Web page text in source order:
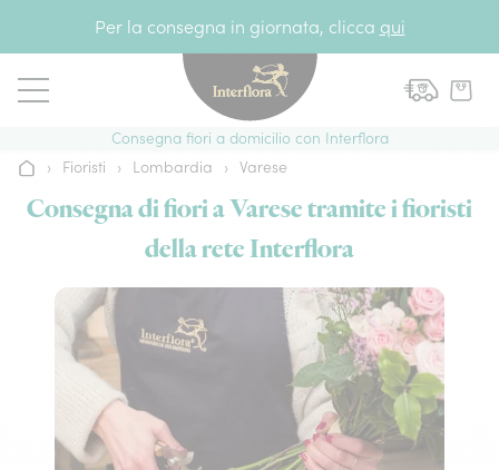
Per la consegna in giornata, clicca qui
Consegna fiori a domicilio con Interflora
Home› Fioristi › Lombardia › Varese
Consegna di fiori a Varese tramite i fioristi
della rete Interflora